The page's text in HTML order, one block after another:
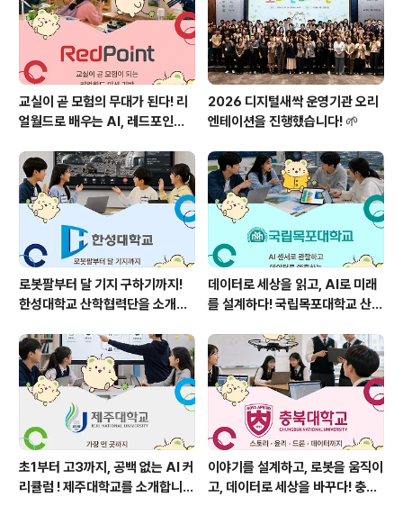
교실이 곧 모험의 무대가 된다! 리
얼월드로 배우는 AI, 레드포인트
2026 디지털새싹 운영기관 오리
엔테이션을 진행했습니다! 🌱
로봇팔부터 달 기지 구하기까지!
한성대학교 산학협력단을 소개합
데이터로 세상을 읽고, AI로 미래
를 설계하다! 국립목포대학교 산학
초1부터 고3까지, 공백 없는 AI 커
리큘럼 ! 제주대학교를 소개합니
이야기를 설계하고, 로봇을 움직이
고, 데이터로 세상을 바꾸다! 충북